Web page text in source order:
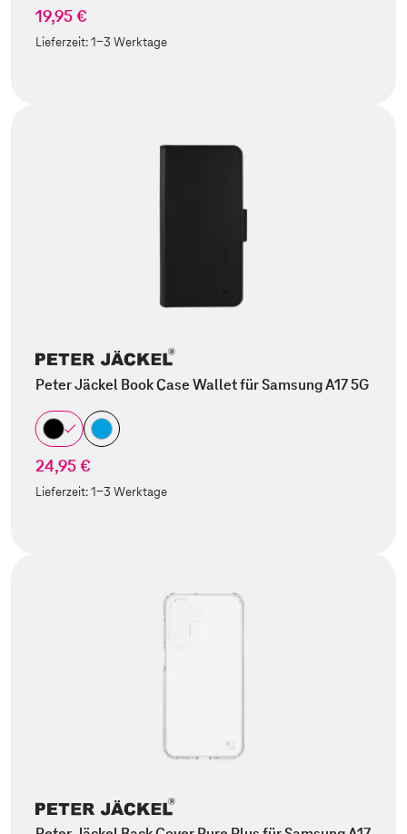
19,95 €
Lieferzeit:1-3 Werktage
Peter Jäckel Book Case Wallet für Samsung A17 5G
24,95 €
Lieferzeit:1-3 Werktage